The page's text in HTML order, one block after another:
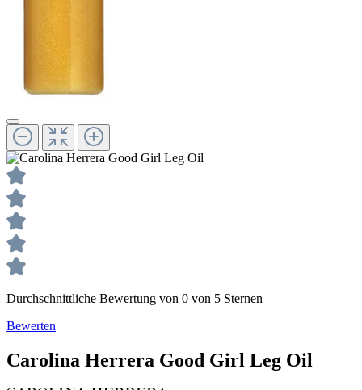
Durchschnittliche Bewertung von 0 von 5 Sternen
Bewerten
Carolina Herrera Good Girl Leg Oil